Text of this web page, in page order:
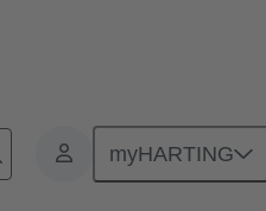
myHARTING
マザーボード ツー ド